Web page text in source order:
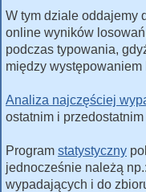
W tym dziale oddajemy
online wyników
podczas typowania,
między
Analiza najczęściej
ostatnim i
Program statystyczny
jednocześnie należą
wypadających i do